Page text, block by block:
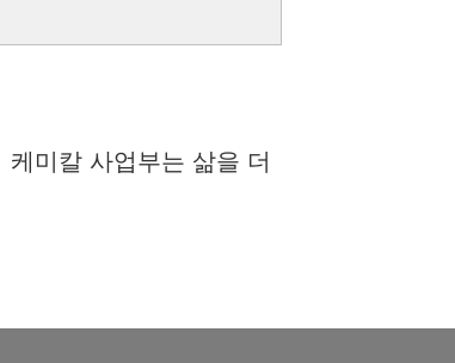
미칼 사업부는 삶을 더